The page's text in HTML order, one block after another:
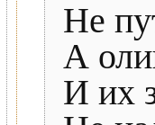
Не
А
И их